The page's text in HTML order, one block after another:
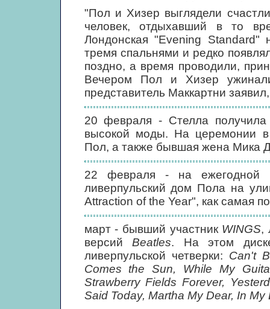
"Пол и Хизер выглядели
человек, отдыхавший в то
Лондонская "Evening
тремя спальнями и редко
поздно, а время проводили,
Вечером Пол и Хизер
представитель Маккартни
20 февраля - Стелла
высокой моды. На церемонии в
Пол, а также бывшая жена Мика
22 февраля - на ежегодной
ливерпульский дом Пола на
Attraction of the Year", как самая
март - бывший участник WINGS,
версий Beatles. На этом
ливерпульской четверки: Can't
Comes the Sun, While My
Strawberry Fields Forever,
Said Today, Martha My Dear, In My